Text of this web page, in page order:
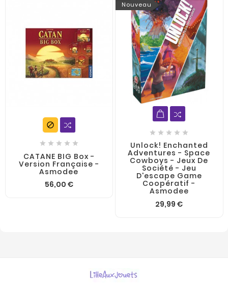

    
CATANE BIG Box -
Version Française -
Asmodee
56,00 €
Nouveau
    
Unlock! Enchanted
Adventures - Space
Cowboys - Jeux De
Société - Jeu
D'escape Game
Coopératif -
Asmodee
29,99 €